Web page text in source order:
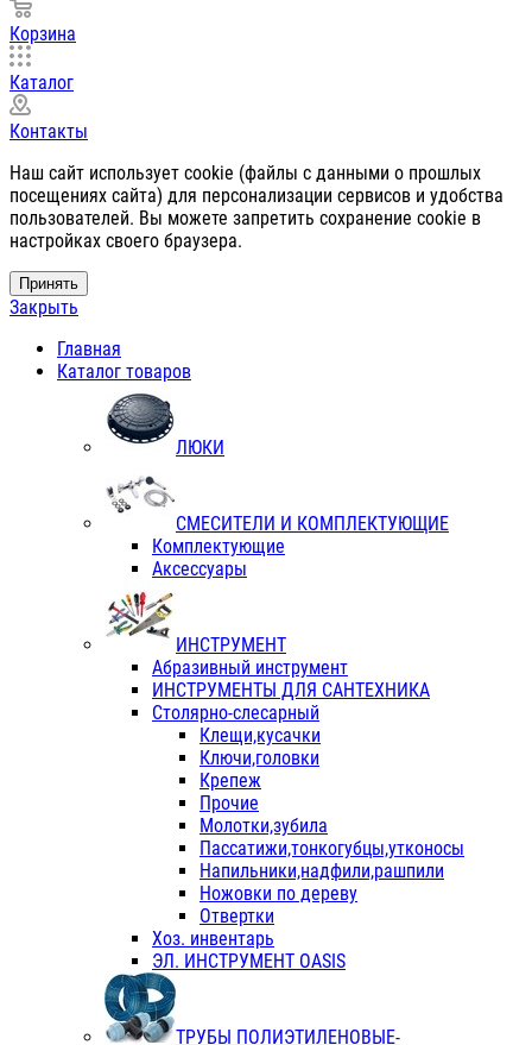
Корзина
Каталог
Контакты
Наш сайт использует cookie (файлы с данными о прошлых
посещениях сайта) для персонализации сервисов и удобства
пользователей. Вы можете запретить сохранение cookie в
настройках своего браузера.
Принять
Закрыть
Главная
Каталог товаров
ЛЮКИ
СМЕСИТЕЛИ И КОМПЛЕКТУЮЩИЕ
Комплектующие
Аксессуары
ИНСТРУМЕНТ
Абразивный инструмент
ИНСТРУМЕНТЫ ДЛЯ САНТЕХНИКА
Столярно-слесарный
Клещи,кусачки
Ключи,головки
Крепеж
Прочие
Молотки,зубила
Пассатижи,тонкогубцы,утконосы
Напильники,надфили,рашпили
Ножовки по дереву
Отвертки
Хоз. инвентарь
ЭЛ. ИНСТРУМЕНТ OASIS
ТРУБЫ ПОЛИЭТИЛЕНОВЫЕ-